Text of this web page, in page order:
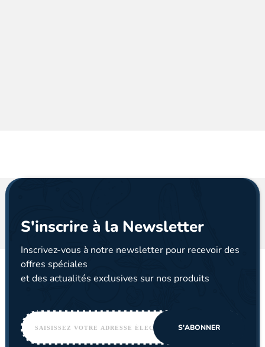
S'inscrire à la Newsletter
Inscrivez-vous à notre newsletter pour recevoir des
offres spéciales
et des actualités exclusives sur nos produits